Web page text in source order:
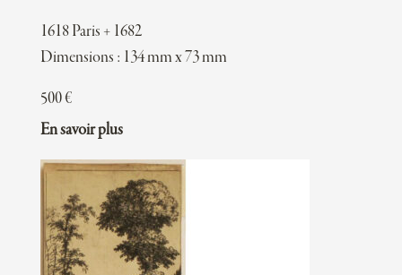
1618 Paris + 1682
Dimensions : 134 mm x 73 mm
500€
En savoir plus